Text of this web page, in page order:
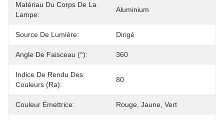
Matériau Du Corps De La
Lampe:
Aluminium
Source De Lumière: Dirigé
Angle De Faisceau (°): 360
Indice De Rendu Des
Couleurs (Ra):
80
Couleur Émettrice: Rouge, Jaune, Vert